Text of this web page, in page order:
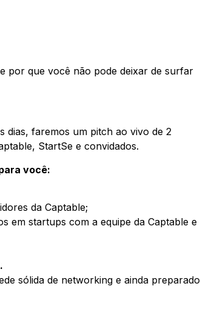
por que você não pode deixar de surfar
dias, faremos um pitch ao vivo de 2
StartSe e convidados.
você:
da Captable;
em startups com a equipe da Captable e
sólida de networking e ainda preparado